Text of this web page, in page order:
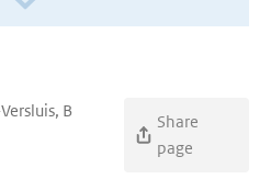
B
Share
page